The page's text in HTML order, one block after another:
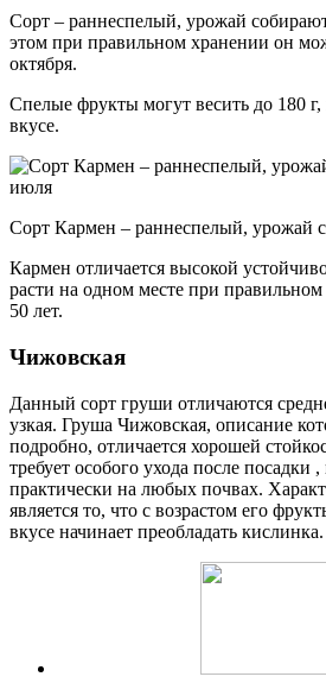
Сорт – раннеспелый, урожай
этом при правильном хранении он
октября.
Спелые фрукты могут весить до 180
вкусе.
Сорт Кармен – раннеспелый, урожай
Кармен отличается высокой
расти на одном месте при
50 лет.
Чижовская
Данный сорт груши отличаются
узкая. Груша Чижовская, описание
подробно, отличается хорошей
требует особого ухода после посадки
практически на любых почвах.
является то, что с возрастом его
вкусе начинает преобладать кислинка.